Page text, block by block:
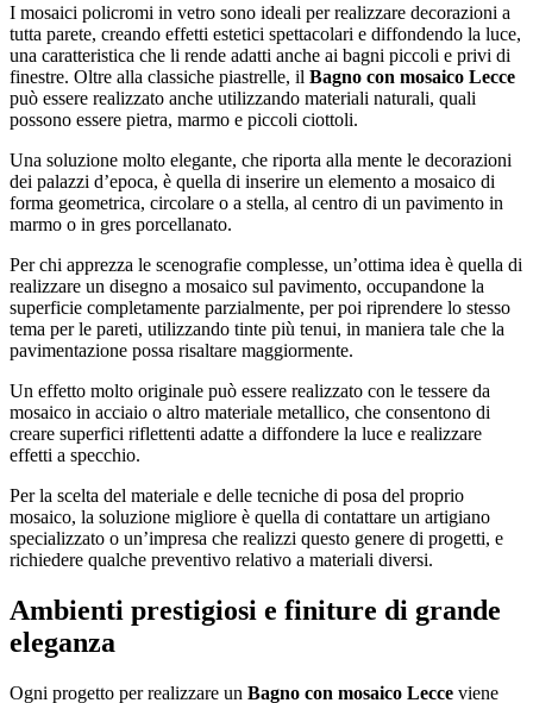
I mosaici policromi in vetro sono ideali per realizzare decorazioni a
tutta parete, creando effetti estetici spettacolari e diffondendo la luce,
una caratteristica che li rende adatti anche ai bagni piccoli e privi di
finestre. Oltre alla classiche piastrelle, il Bagno con mosaico Lecce
può essere realizzato anche utilizzando materiali naturali, quali
possono essere pietra, marmo e piccoli ciottoli.
Una soluzione molto elegante, che riporta alla mente le decorazioni
dei palazzi d’epoca, è quella di inserire un elemento a mosaico di
forma geometrica, circolare o a stella, al centro di un pavimento in
marmo o in gres porcellanato.
Per chi apprezza le scenografie complesse, un’ottima idea è quella di
realizzare un disegno a mosaico sul pavimento, occupandone la
superficie completamente parzialmente, per poi riprendere lo stesso
tema per le pareti, utilizzando tinte più tenui, in maniera tale che la
pavimentazione possa risaltare maggiormente.
Un effetto molto originale può essere realizzato con le tessere da
mosaico in acciaio o altro materiale metallico, che consentono di
creare superfici riflettenti adatte a diffondere la luce e realizzare
effetti a specchio.
Per la scelta del materiale e delle tecniche di posa del proprio
mosaico, la soluzione migliore è quella di contattare un artigiano
specializzato o un’impresa che realizzi questo genere di progetti, e
richiedere qualche preventivo relativo a materiali diversi.
Ambienti prestigiosi e finiture di grande
eleganza
Ogni progetto per realizzare un Bagno con mosaico Lecce viene